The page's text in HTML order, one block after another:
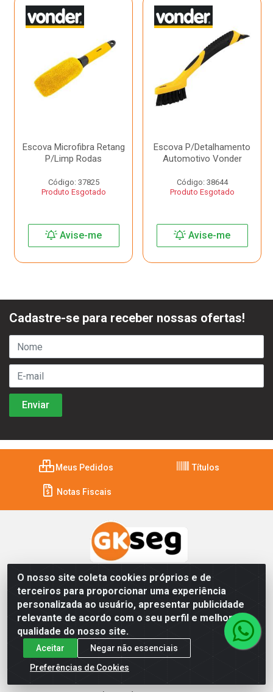
Escova Microfibra Retang
P/Limp Rodas
Código: 37825
Produto Esgotado
Avise-me
Escova P/Detalhamento
Automotivo Vonder
Código: 38644
Produto Esgotado
Avise-me
O nosso site coleta cookies próprios e de
terceiros para proporcionar uma experiência
personalizada ao usuário, apresentar publicidade
relevante de acordo com o seu perfil e melhorar a
qualidade do nosso site.
Aceitar
Negar não essenciais
Preferências de Cookies
Cadastre-se para receber nossas ofertas!
Meus Pedidos Títulos
Notas Fiscais
Institucional
Quem Somos
Como comprar
Política de Privacidade
Política de Troca e Devolução